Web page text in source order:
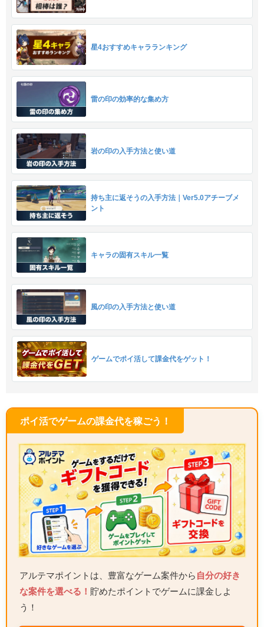
星4おすすめキャラランキング
雷の印の効率的な集め方
岩の印の入手方法と使い道
持ち主に返そうの入手方法｜Ver5.0アチーブメ
ント
キャラの固有スキル一覧
風の印の入手方法と使い道
ゲームでポイ活して課金代をゲット！
ポイ活でゲームの課金代を稼ごう！
アルテマポイントは、豊富なゲーム案件から 自分の好き
な案件を選べる！ 貯めたポイントでゲームに課金しよ
う！